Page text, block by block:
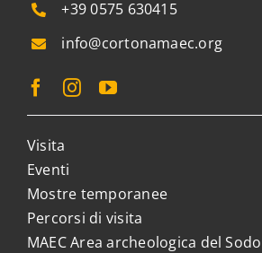
+39 0575 630415
info@cortonamaec.org
Visita
Eventi
Mostre temporanee
Percorsi di visita
MAEC Area archeologica del Sodo